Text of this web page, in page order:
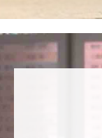
株式会社Ｌｅ
ろから始まり
タ科学の力が